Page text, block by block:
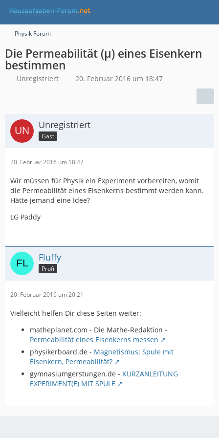
Physik Forum
Die Permeabilität (μ) eines Eisenkern
bestimmen
Unregistriert 20. Februar 2016 um 18:47
Unregistriert
Gast
20. Februar 2016 um 18:47
Wir müssen für Physik ein Experiment vorbereiten, womit
die Permeabilität eines Eisenkerns bestimmt werden kann.
Hätte jemand eine Idee?
LG Paddy
Fluffy
Profi
20. Februar 2016 um 20:21
Vielleicht helfen Dir diese Seiten weiter:
matheplanet.com - Die Mathe-Redaktion -
Permeabilität eines Eisenkerns messen
physikerboard.de - Magnetismus: Spule mit
Eisenkern, Permeabilität?
gymnasiumgerstungen.de - KURZANLEITUNG
EXPERIMENT(E) MIT SPULE